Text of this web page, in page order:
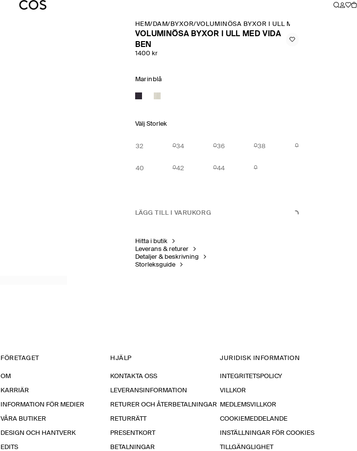
HEM/ DAM/ BYXOR/VOLUMINÖSA BYXOR I ULL MED VIDA BEN
VOLUMINÖSA BYXOR I ULL MED VIDA
BEN
1400 kr
Marinblå
Välj Storlek
32 34 36 38
40 42 44
LÄGG TILL I VARUKORG
Hitta i butik
Leverans & returer
Detaljer & beskrivning
Storleksguide
FÖRETAGET
OM
KARRIÄR
INFORMATION FÖR MEDIER
VÅRA BUTIKER
DESIGN OCH HANTVERK
EDITS
HJÄLP
KONTAKTA OSS
LEVERANSINFORMATION
RETURER OCH ÅTERBETALNINGAR
RETURRÄTT
PRESENTKORT
BETALNINGAR
JURIDISK INFORMATION
INTEGRITETSPOLICY
VILLKOR
MEDLEMSVILLKOR
COOKIEMEDDELANDE
INSTÄLLNINGAR FÖR COOKIES
TILLGÄNGLIGHET